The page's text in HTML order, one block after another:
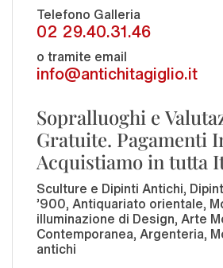
Telefono Galleria
02 29.40.31.46
o tramite email
info@antichitagiglio.it
Sopralluoghi e
Gratuite. Pagamenti
Acquistiamo in tutta
Sculture e Dipinti Antichi,
'900, Antiquariato orientale,
illuminazione di Design, Arte
Contemporanea, Argenteria,
antichi